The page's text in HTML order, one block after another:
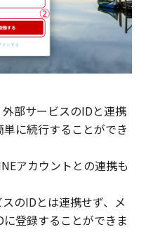
部サービスのIDと連携
に続行することができ
アカウントとの連携も
のIDとは連携せず、メ
登録することができま